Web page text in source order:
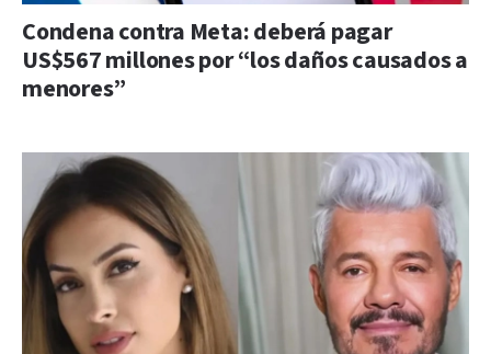
Condena contra Meta: deberá pagar
US$567 millones por “los daños causados a
menores”